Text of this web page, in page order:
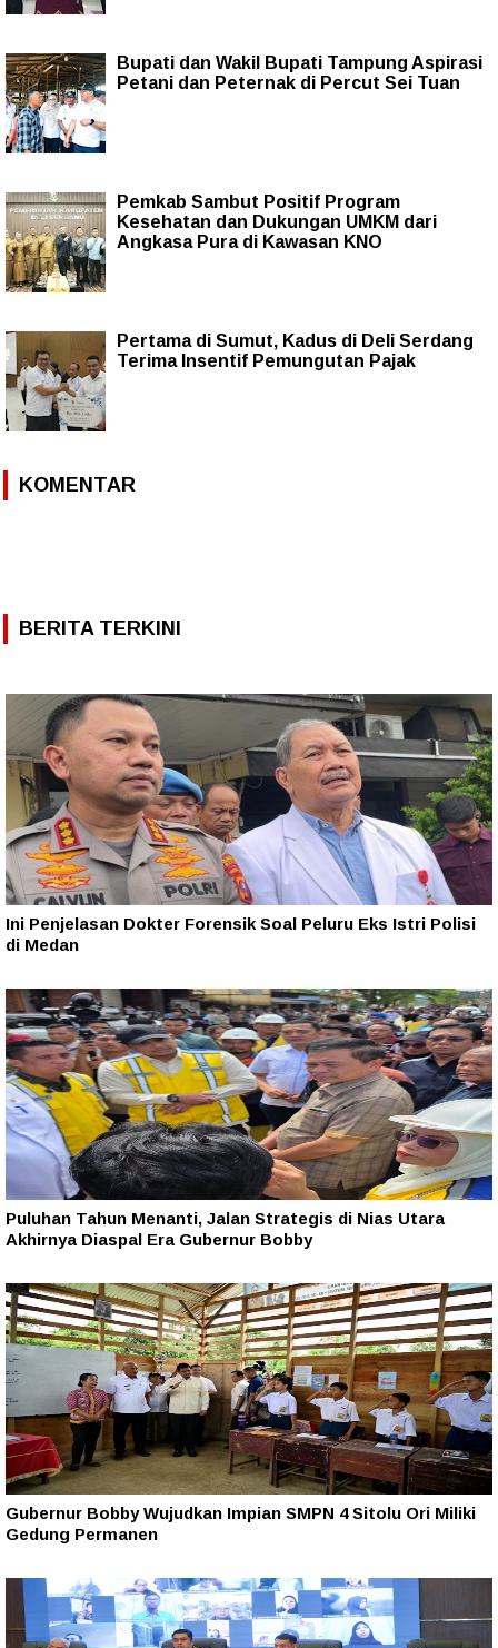
Bupati dan Wakil Bupati Tampung Aspirasi
Petani dan Peternak di Percut Sei Tuan
Pemkab Sambut Positif Program
Kesehatan dan Dukungan UMKM dari
Angkasa Pura di Kawasan KNO
Pertama di Sumut, Kadus di Deli Serdang
Terima Insentif Pemungutan Pajak
KOMENTAR
BERITA TERKINI
Ini Penjelasan Dokter Forensik Soal Peluru Eks Istri Polisi
di Medan
Puluhan Tahun Menanti, Jalan Strategis di Nias Utara
Akhirnya Diaspal Era Gubernur Bobby
Gubernur Bobby Wujudkan Impian SMPN 4 Sitolu Ori Miliki
Gedung Permanen